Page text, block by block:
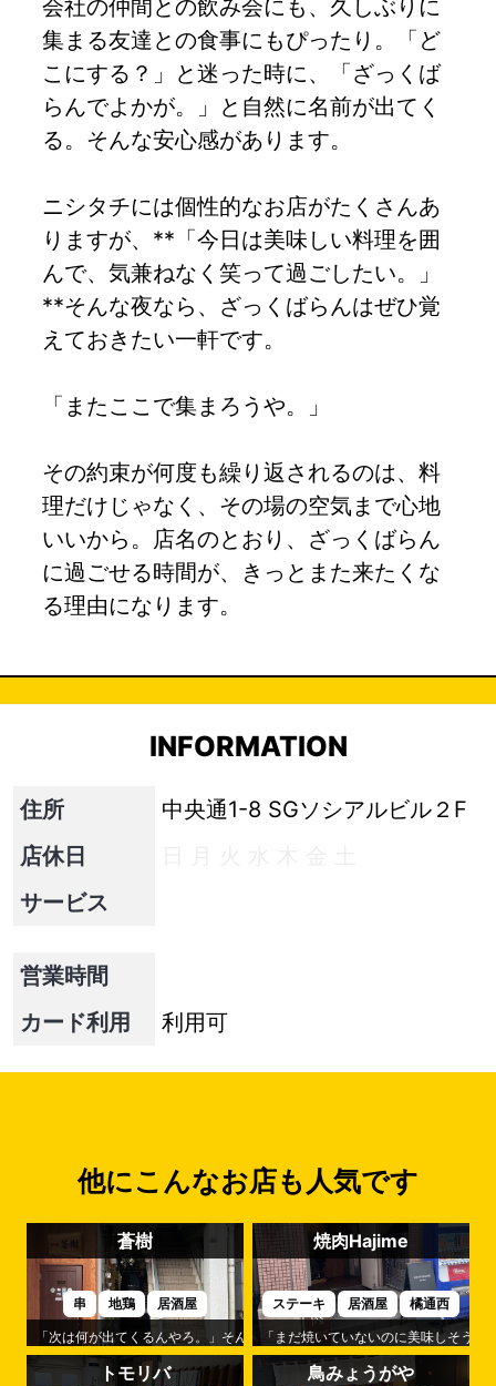
会社の仲間との飲み会にも、久しぶりに
集まる友達との食事にもぴったり。「ど
こにする？」と迷った時に、「ざっくば
らんでよかが。」と自然に名前が出てく
る。そんな安心感があります。
ニシタチには個性的なお店がたくさんあ
りますが、**「今日は美味しい料理を囲
んで、気兼ねなく笑って過ごしたい。」
**そんな夜なら、ざっくばらんはぜひ覚
えておきたい一軒です。
「またここで集まろうや。」
その約束が何度も繰り返されるのは、料
理だけじゃなく、その場の空気まで心地
いいから。店名のとおり、ざっくばらん
に過ごせる時間が、きっとまた来たくな
る理由になります。
INFORMATION
住所
中央通1-8 SGソシアルビル２F
店休日
サービス
営業時間
カード利用
利用可
他にこんなお店も人気です
蒼樹
串 地鶏
居酒屋
「次は何が出てくるんやろ。」そんな楽しみが続くのが「蒼樹」です。
焼肉Hajime
ステーキ 居酒屋
橘通西
「まだ焼いていないのに美味しそう
トモリバ 鳥みょうがや